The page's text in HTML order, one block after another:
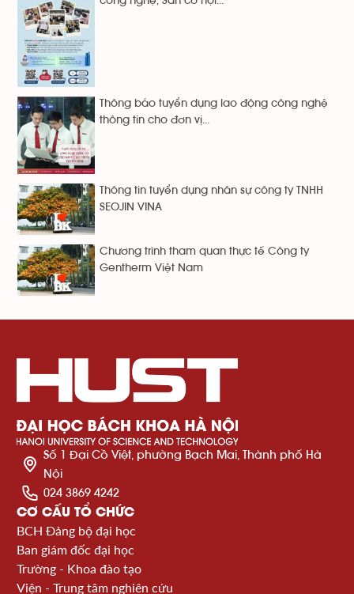
Thông báo tuyển dụng lao động công nghệ
thông tin cho đơn vị...
Thông tin tuyển dụng nhân sự công ty TNHH
SEOJIN VINA
Chương trình tham quan thực tế Công ty
Gentherm Việt Nam
Số 1 Đại Cồ Việt, phường Bạch Mai, Thành phố Hà
Nội
024 3869 4242
CƠ CẤU TỔ CHỨC
BCH Đảng bộ đại học
Ban giám đốc đại học
Trường - Khoa đào tạo
Viện - Trung tâm nghiên cứu